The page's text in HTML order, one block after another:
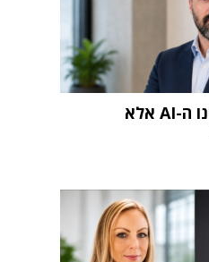
"האתגר הגדול אינו ה-AI אלא